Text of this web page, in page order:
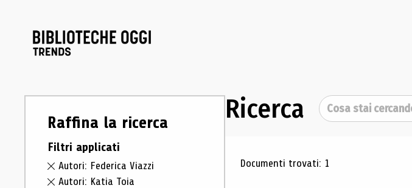
Raffina la ricerca
Filtri applicati
Autori: Federica Viazzi
Autori: Katia Toia
Ricerca Cerca
Risultati di ricerca
Documenti trovati: 1